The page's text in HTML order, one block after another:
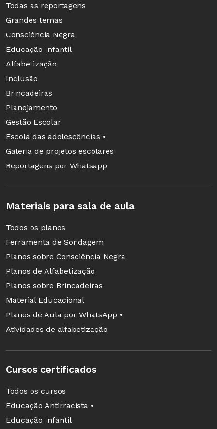
Todas as reportagens
Grandes temas
Consciência Negra
Educação Infantil
Alfabetização
Inclusão
Brincadeiras
Planejamento
Gestão Escolar
Escola das adolescências •
Galeria de projetos escolares
Reportagens por Whatsapp
Materiais para sala de aula
Todos os planos
Ferramenta de Sondagem
Planos sobre Consciência Negra
Planos de Alfabetização
Planos sobre Brincadeiras
Material Educacional
Planos de Aula por WhatsApp •
Atividades de alfabetização
Cursos certificados
Todos os cursos
Educação Antirracista •
Educação Infantil